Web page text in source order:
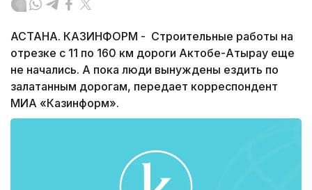
АСТАНА. КАЗИНФОРМ - Строительные работы на
отрезке с 11 по 160 км дороги Актобе-Атырау еще
не начались. А пока люди вынуждены ездить по
залатанным дорогам, передает корреспондент
МИА «Казинформ».